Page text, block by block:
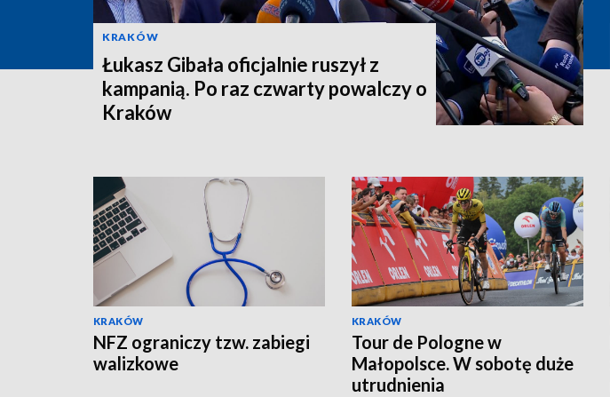
KRAKÓW
Łukasz Gibała oficjalnie ruszył z
kampanią. Po raz czwarty powalczy o
Kraków
KRAKÓW
NFZ ograniczy tzw. zabiegi
walizkowe
KRAKÓW
Tour de Pologne w
Małopolsce. W sobotę duże
utrudnienia